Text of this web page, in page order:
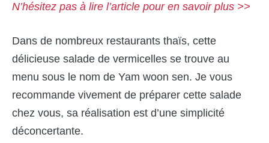
N’hésitez pas à lire l’article pour en savoir plus >>
Dans de nombreux restaurants thaïs, cette
délicieuse salade de vermicelles se trouve au
menu sous le nom de Yam woon sen. Je vous
recommande vivement de préparer cette salade
chez vous, sa réalisation est d’une simplicité
déconcertante.